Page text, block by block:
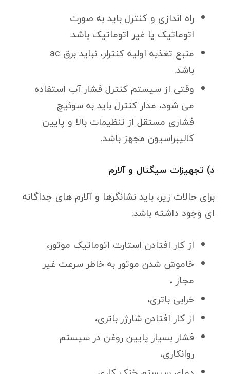
راه اندازی و کنترل باید به صورت
اتوماتیک یا غیر اتوماتیک باشد.
منبع تغذیه اولیه کنترلر، نباید برق ac
باشد.
وقتی از سیستم کنترل فشار آب استفاده
می شود، مدار کنترل باید به سوئیچ
فشاری مستقل از تنظیمات بالا و پایین
کالیبراسیون مجهز باشد.
د) تجهیزات سیگنال و آلارم
برای حالات زیر، باید نشانگرها و آلارم های جداگانه
ای وجود داشته باشد:
از کار افتادن استارت اتوماتیک موتور،
خاموش شدن موتور به خاطر سرعت غیر
مجاز ،
خرابی باتری،
از کار افتادن شارژر باتری،
فشار بسیار پایین روغن در سیستم
روانکاری،